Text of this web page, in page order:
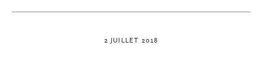
2 JUILLET 2018